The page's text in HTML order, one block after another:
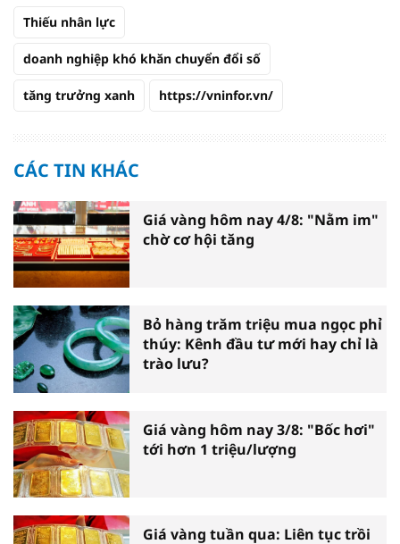
Thiếu nhân lực
doanh nghiệp khó khăn chuyển đổi số
tăng trưởng xanh https://vninfor.vn/
CÁC TIN KHÁC
Giá vàng hôm nay 4/8: "Nằm im"
chờ cơ hội tăng
Bỏ hàng trăm triệu mua ngọc phỉ
thúy: Kênh đầu tư mới hay chỉ là
trào lưu?
Giá vàng hôm nay 3/8: "Bốc hơi"
tới hơn 1 triệu/lượng
Giá vàng tuần qua: Liên tục trồi